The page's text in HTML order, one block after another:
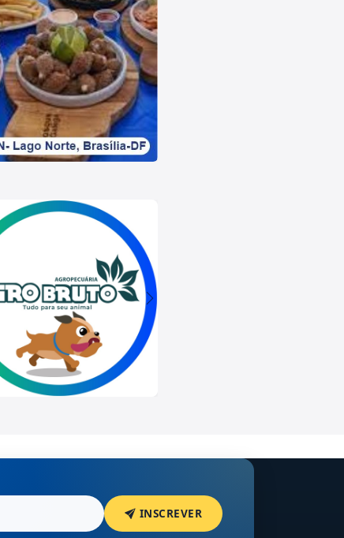
INSCREVER